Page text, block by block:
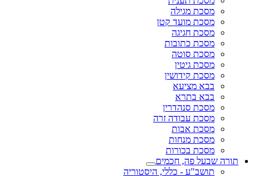
מסכת מגילה
מסכת מועד קטן
מסכת חגיגה
מסכת כתובות
מסכת סוטה
מסכת גיטין
מסכת קידושין
בבא מציעא
בבא בתרא
מסכת סנהדרין
מסכת עבודה זרה
מסכת אבות
מסכת מנחות
מסכת בכורות
תורה שבעל פה, חכמים
תושב"ע - כללי, היסטוריה